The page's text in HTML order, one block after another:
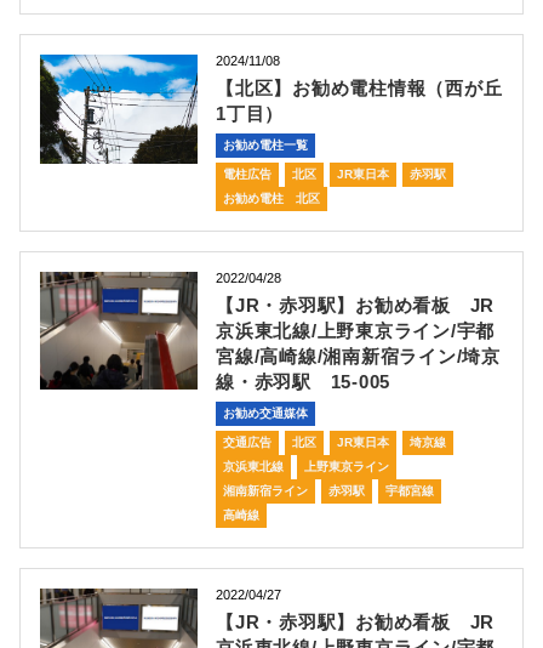
2024/11/08
【北区】お勧め電柱情報（西が丘
1丁目）
お勧め電柱一覧
電柱広告 北区 JR東日本
赤羽駅
お勧め電柱 北区
2022/04/28
【JR・赤羽駅】お勧め看板 JR
京浜東北線/上野東京ライン/宇都
宮線/高崎線/湘南新宿ライン/埼京
線・赤羽駅 15-005
お勧め交通媒体
交通広告 北区 JR東日本
埼京線
京浜東北線
上野東京ライン
湘南新宿ライン
赤羽駅
宇都宮線
高崎線
2022/04/27
【JR・赤羽駅】お勧め看板 JR